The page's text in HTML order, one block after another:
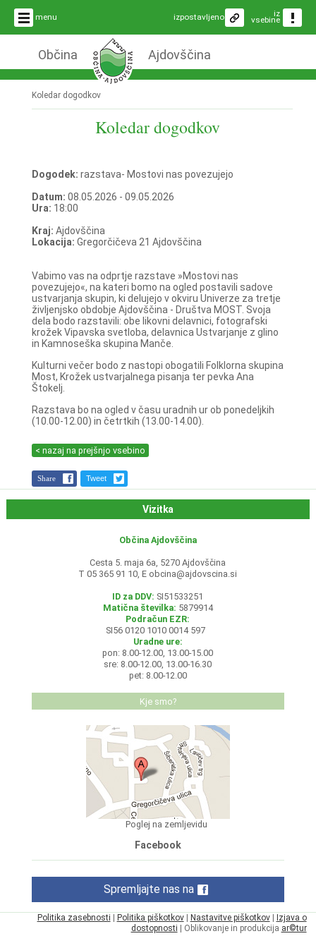
menu iz
vsebine
izpostavljeno
Občina Ajdovščina
Koledar dogodkov
Koledar dogodkov
Dogodek: razstava- Mostovi nas povezujejo
Datum: 08.05.2026 - 09.05.2026
Ura: 18:00
Kraj: Ajdovščina
Lokacija: Gregorčičeva 21 Ajdovščina
Vabimo vas na odprtje razstave »Mostovi nas
povezujejo«, na kateri bomo na ogled postavili sadove
ustvarjanja skupin, ki delujejo v okviru Univerze za tretje
življenjsko obdobje Ajdovščina - Društva MOST. Svoja
dela bodo razstavili: obe likovni delavnici, fotografski
krožek Vipavska svetloba, delavnica Ustvarjanje z glino
in Kamnoseška skupina Manče.
Kulturni večer bodo z nastopi obogatili Folklorna skupina
Most, Krožek ustvarjalnega pisanja ter pevka Ana
Štokelj.
Razstava bo na ogled v času uradnih ur ob ponedeljkih
(10.00-12.00) in četrtkih (13.00-14.00).
< nazaj na prejšnjo vsebino
Share Tweet
Vizitka
Občina Ajdovščina
Cesta 5. maja 6a, 5270 Ajdovščina
T 05 365 91 10, E obcina@ajdovscina.si
ID za DDV: SI51533251
Matična številka: 5879914
Podračun EZR:
SI56 0120 1010 0014 597
Uradne ure:
pon: 8.00-12.00, 13.00-15.00
sre: 8.00-12.00, 13.00-16.30
pet: 8.00-12.00
Kje smo?
Poglej na zemljevidu
Facebook
Spremljajte nas na
Politika zasebnosti | Politika piškotkov| Nastavitve piškotkov| Izjava o
dostopnosti | Oblikovanje in produkcija ar©tur